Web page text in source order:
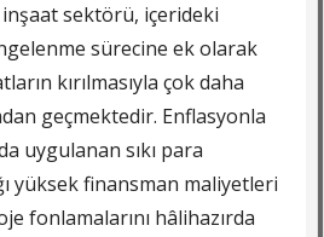
inşaat sektörü, içerideki
sürecine ek olarak
kırılmasıyla çok daha
geçmektedir. Enflasyonla
uygulanan sıkı para
yüksek finansman maliyetleri
fonlamalarını hâlihazırda